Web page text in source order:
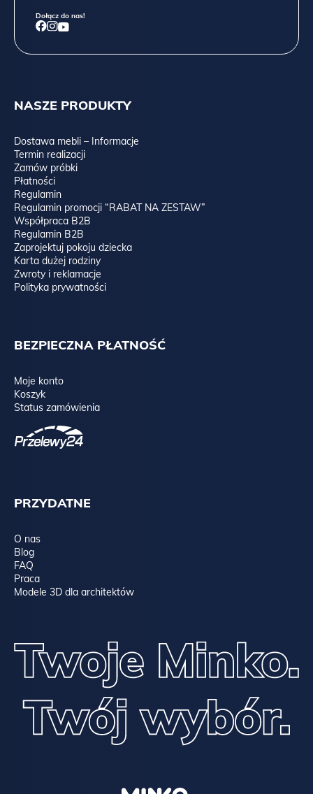
NASZE PRODUKTY
Dostawa mebli – Informacje
Termin realizacji
Zamów próbki
Płatności
Regulamin
Regulamin promocji “RABAT NA ZESTAW”
Współpraca B2B
Regulamin B2B
Zaprojektuj pokoju dziecka
Karta dużej rodziny
Zwroty i reklamacje
Polityka prywatności
BEZPIECZNA PŁATNOŚĆ
Moje konto
Koszyk
Status zamówienia
PRZYDATNE
O nas
Blog
FAQ
Praca
Modele 3D dla architektów
Dołącz do nas!